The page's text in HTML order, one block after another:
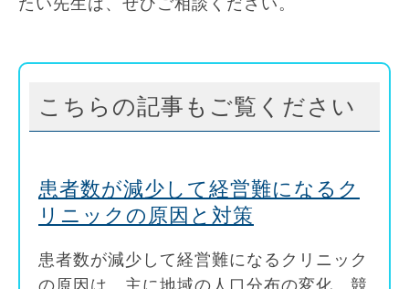
たい先生は、ぜひご相談ください。
こちらの記事もご覧ください
患者数が減少して経営難になるク
リニックの原因と対策
患者数が減少して経営難になるクリニック
の原因は、主に地域の人口分布の変化、競